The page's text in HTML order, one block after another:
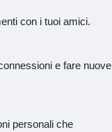
con i tuoi amici.
e fare nuove
personali che